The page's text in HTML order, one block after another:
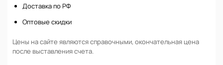
Доставка по РФ
Оптовые скидки
Цены на сайте являются справочными, окончательная цена
после выставления счета.